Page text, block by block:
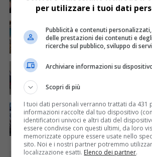
Concluso il Master Gessi
ATTUALITÀ 4 giorni fa
Festa Walser delle genti
ATTUALITÀ 7 giorni fa
Domenica inaugurazione del
Lozzolo
per utilizzare i tuoi dati
Pubblicità e contenuti
delle prestazioni dei contenuti e
ricerche sul pubblico, sviluppo di
Archiviare informazioni su
Scopri di più
I tuoi dati personali verranno trattati da 431
informazioni raccolte dal tuo dispositivo
identificatori univoci e altri dati del
essere condivise con questi ultimi, da loro
memorizzate oppure essere usate nello
sito. Noi e i nostri partner potremmo
localizzazione esatti. Elenco dei partner.